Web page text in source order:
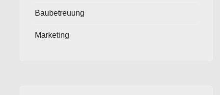
Baubetreuung
Marketing